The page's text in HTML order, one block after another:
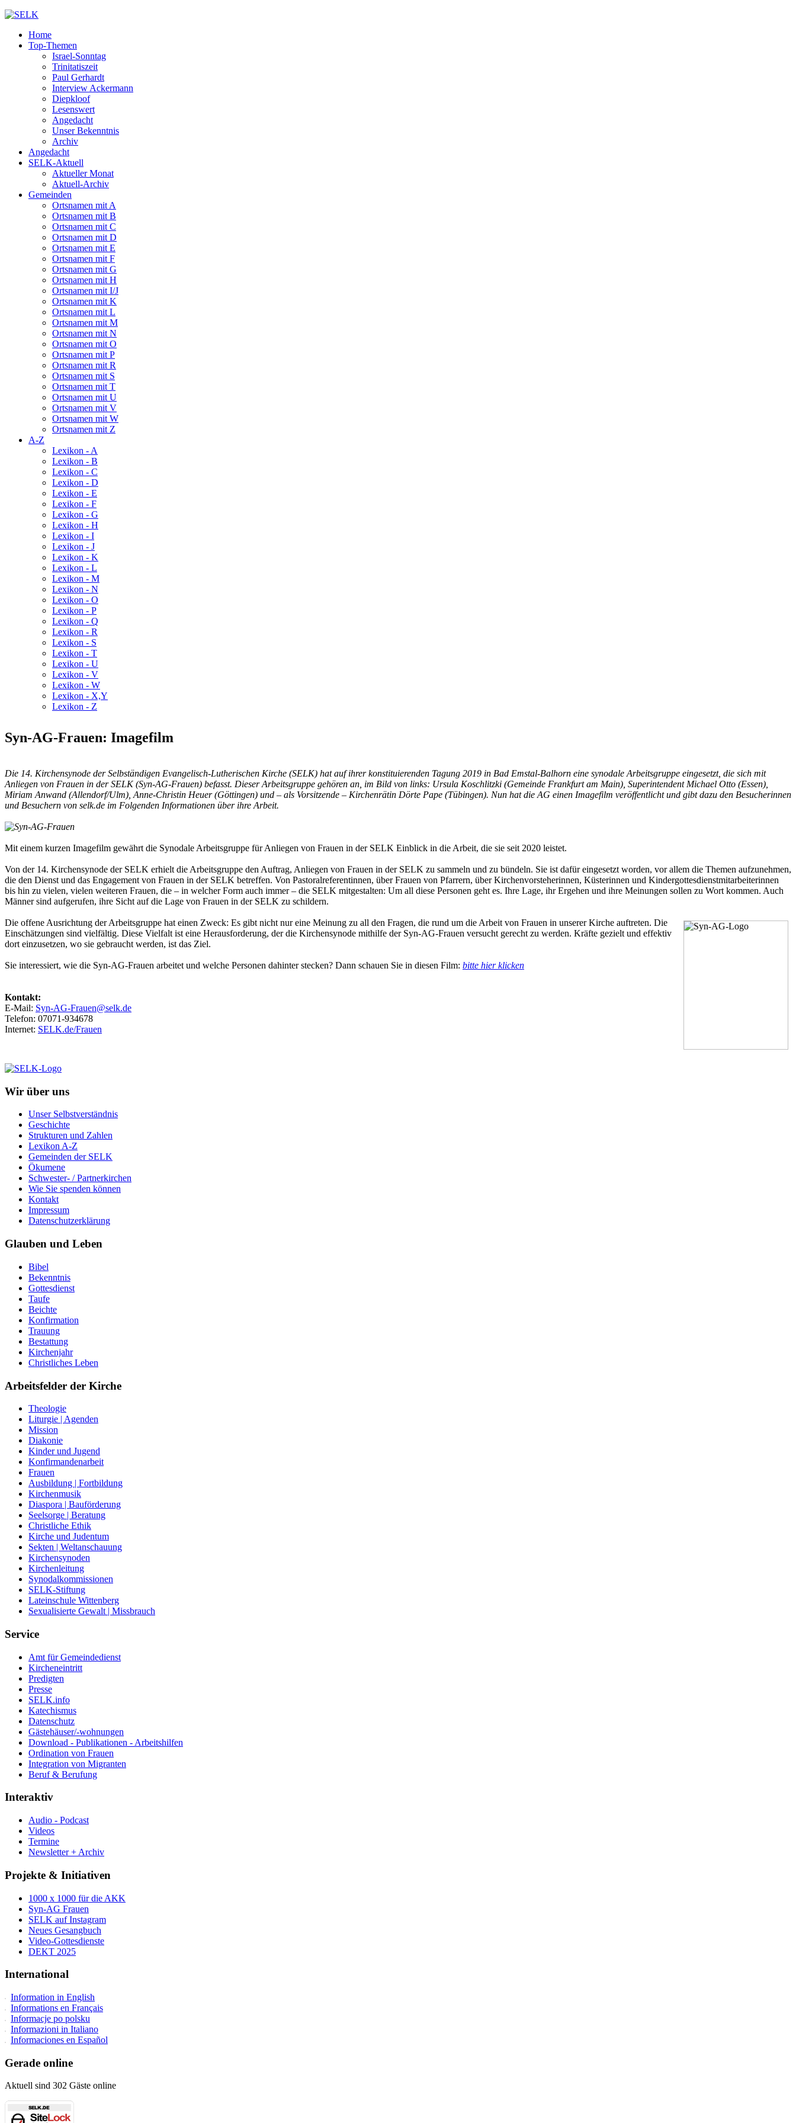
Home
Top-Themen
Israel-Sonntag
Trinitatiszeit
Paul Gerhardt
Interview Ackermann
Diepkloof
Lesenswert
Angedacht
Unser Bekenntnis
Archiv
Angedacht
SELK-Aktuell
Aktueller Monat
Aktuell-Archiv
Gemeinden
Ortsnamen mit A
Ortsnamen mit B
Ortsnamen mit C
Ortsnamen mit D
Ortsnamen mit E
Ortsnamen mit F
Ortsnamen mit G
Ortsnamen mit H
Ortsnamen mit I/J
Ortsnamen mit K
Ortsnamen mit L
Ortsnamen mit M
Ortsnamen mit N
Ortsnamen mit O
Ortsnamen mit P
Ortsnamen mit R
Ortsnamen mit S
Ortsnamen mit T
Ortsnamen mit U
Ortsnamen mit V
Ortsnamen mit W
Ortsnamen mit Z
A-Z
Lexikon - A
Lexikon - B
Lexikon - C
Lexikon - D
Lexikon - E
Lexikon - F
Lexikon - G
Lexikon - H
Lexikon - I
Lexikon - J
Lexikon - K
Lexikon - L
Lexikon - M
Lexikon - N
Lexikon - O
Lexikon - P
Lexikon - Q
Lexikon - R
Lexikon - S
Lexikon - T
Lexikon - U
Lexikon - V
Lexikon - W
Lexikon - X,Y
Lexikon - Z
Syn-AG-Frauen: Imagefilm
Die 14. Kirchensynode der Selbständigen Evangelisch-Lutherischen Kirche (SELK) hat auf ihrer konstituierenden Tagung 2019 in Bad Emstal-Balhorn eine synodale Arbeitsgruppe eingesetzt, die sich mit
Anliegen von Frauen in der SELK (Syn-AG-Frauen) befasst. Dieser Arbeitsgruppe gehören an, im Bild von links: Ursula Koschlitzki (Gemeinde Frankfurt am Main), Superintendent Michael Otto (Essen),
Miriam Anwand (Allendorf/Ulm), Anne-Christin Heuer (Göttingen) und – als Vorsitzende – Kirchenrätin Dörte Pape (Tübingen). Nun hat die AG einen Imagefilm veröffentlicht und gibt dazu den Besucherinnen
und Besuchern von selk.de im Folgenden Informationen über ihre Arbeit.
Mit einem kurzen Imagefilm gewährt die Synodale Arbeitsgruppe für Anliegen von Frauen in der SELK Einblick in die Arbeit, die sie seit 2020 leistet.
Von der 14. Kirchensynode der SELK erhielt die Arbeitsgruppe den Auftrag, Anliegen von Frauen in der SELK zu sammeln und zu bündeln. Sie ist dafür eingesetzt worden, vor allem die Themen aufzunehmen,
die den Dienst und das Engagement von Frauen in der SELK betreffen. Von Pastoralreferentinnen, über Frauen von Pfarrern, über Kirchenvorsteherinnen, Küsterinnen und Kindergottesdienstmitarbeiterinnen
bis hin zu vielen, vielen weiteren Frauen, die – in welcher Form auch immer – die SELK mitgestalten: Um all diese Personen geht es. Ihre Lage, ihr Ergehen und ihre Meinungen sollen zu Wort kommen. Auch
Männer sind aufgerufen, ihre Sicht auf die Lage von Frauen in der SELK zu schildern.
Die offene Ausrichtung der Arbeitsgruppe hat einen Zweck: Es gibt nicht nur eine Meinung zu all den Fragen, die rund um die Arbeit von Frauen in unserer Kirche auftreten. Die
Einschätzungen sind vielfältig. Diese Vielfalt ist eine Herausforderung, der die Kirchensynode mithilfe der Syn-AG-Frauen versucht gerecht zu werden. Kräfte gezielt und effektiv
dort einzusetzen, wo sie gebraucht werden, ist das Ziel.
Sie interessiert, wie die Syn-AG-Frauen arbeitet und welche Personen dahinter stecken? Dann schauen Sie in diesen Film: bitte hier klicken
Kontakt:
E-Mail: Syn-AG-Frauen@selk.de
Telefon: 07071-934678
Internet: SELK.de/Frauen
Wir über uns
Unser Selbstverständnis
Geschichte
Strukturen und Zahlen
Lexikon A-Z
Gemeinden der SELK
Ökumene
Schwester- / Partnerkirchen
Wie Sie spenden können
Kontakt
Impressum
Datenschutzerklärung
Glauben und Leben
Bibel
Bekenntnis
Gottesdienst
Taufe
Beichte
Konfirmation
Trauung
Bestattung
Kirchenjahr
Christliches Leben
Arbeitsfelder der Kirche
Theologie
Liturgie | Agenden
Mission
Diakonie
Kinder und Jugend
Konfirmandenarbeit
Frauen
Ausbildung | Fortbildung
Kirchenmusik
Diaspora | Bauförderung
Seelsorge | Beratung
Christliche Ethik
Kirche und Judentum
Sekten | Weltanschauung
Kirchensynoden
Kirchenleitung
Synodalkommissionen
SELK-Stiftung
Lateinschule Wittenberg
Sexualisierte Gewalt | Missbrauch
Service
Amt für Gemeindedienst
Kircheneintritt
Predigten
Presse
SELK.info
Katechismus
Datenschutz
Gästehäuser/-wohnungen
Download - Publikationen - Arbeitshilfen
Ordination von Frauen
Integration von Migranten
Beruf & Berufung
Interaktiv
Audio - Podcast
Videos
Termine
Newsletter + Archiv
Projekte & Initiativen
1000 x 1000 für die AKK
Syn-AG Frauen
SELK auf Instagram
Neues Gesangbuch
Video-Gottesdienste
DEKT 2025
International
Information in English
Informations en Français
Informacje po polsku
Informazioni in Italiano
Informaciones en Español
Gerade online
Aktuell sind 302 Gäste online